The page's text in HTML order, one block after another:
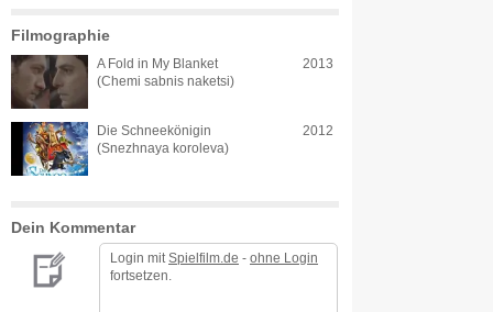
Filmographie
A Fold in My Blanket
(Chemi sabnis naketsi)
2013
Die Schneekönigin
(Snezhnaya koroleva)
2012
Dein Kommentar
Login mit Spielfilm.de - ohne Login
fortsetzen.